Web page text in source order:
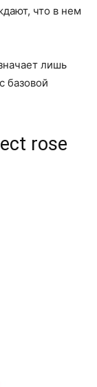
что в нем
лишь
базовой
rose